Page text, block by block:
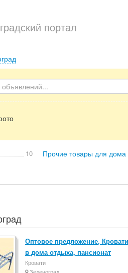
портал
10 Прочие товары для дома
Оптовое предложение,
в дома отдыха, пансионат
Кровати